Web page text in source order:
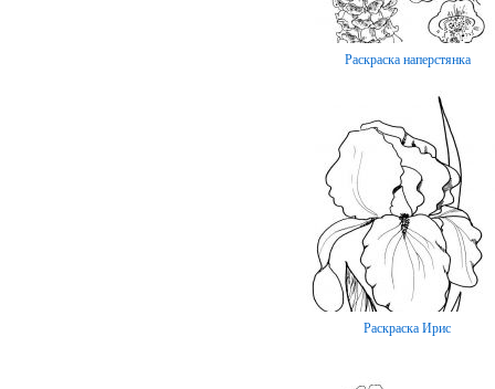
Раскраска наперстянка
Раскраска Ирис